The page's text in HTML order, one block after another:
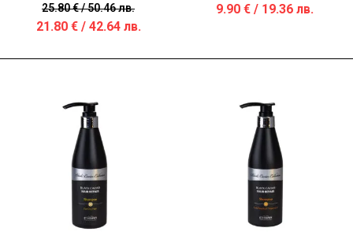
25.80€/ 50.46 лв.
Original
50.46 лв..
21.80 €/ 42.64 лв.Текущата
9.90 € / 19.36 лв.